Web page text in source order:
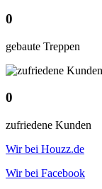
0
gebaute Treppen
0
zufriedene Kunden
Wir bei Houzz.de
Wir bei Facebook